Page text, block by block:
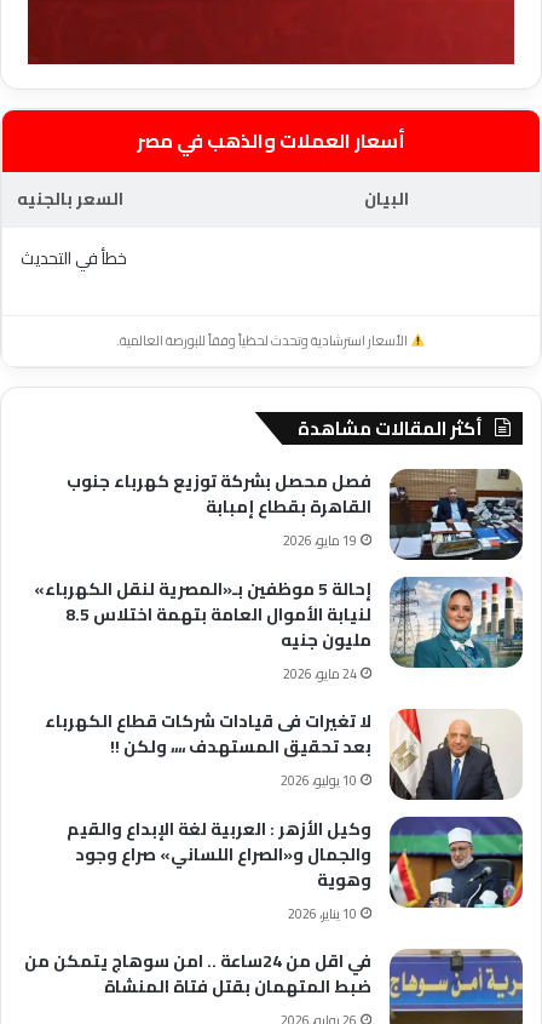
أسعار العملات والذهب في مصر
البيان
السعر بالجنيه
خطأ في التحديث
الأسعار استرشادية وتحدث لحظياً وفقاً للبورصة العالمية.
أكثر المقالات مشاهدة
فصل محصل بشركة توزيع كهرباء جنوب
القاهرة بقطاع إمبابة
19 مايو، 2026
إحالة 5 موظفين بـ«المصرية لنقل الكهرباء»
لنيابة الأموال العامة بتهمة اختلاس 8.5
مليون جنيه
24 مايو، 2026
لا تغيرات فى قيادات شركات قطاع الكهرباء
بعد تحقيق المستهدف ،،،، ولكن !!
10 يوليو، 2026
وكيل الأزهر : العربية لغة الإبداع والقيم
والجمال و«الصراع اللساني» صراع وجود
وهوية
10 يناير، 2026
في اقل من 24ساعة .. امن سوهاج يتمكن من
ضبط المتهمان بقتل فتاة المنشاة